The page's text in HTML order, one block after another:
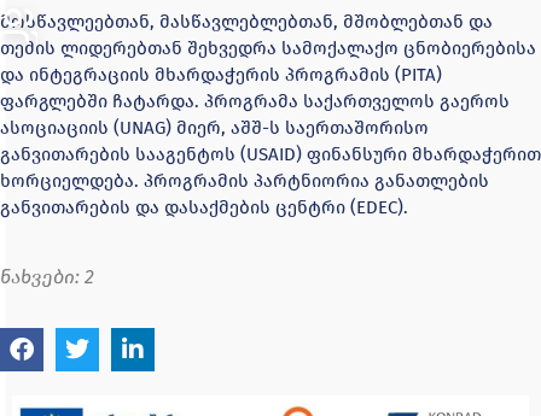
მოსწავლეებთან, მასწავლებლებთან, მშობლებთან და
თემის ლიდერებთან შეხვედრა სამოქალაქო ცნობიერებისა
და ინტეგრაციის მხარდაჭერის პროგრამის (PITA)
ფარგლებში ჩატარდა. პროგრამა საქართველოს გაეროს
ასოციაციის (UNAG) მიერ, აშშ-ს საერთაშორისო
განვითარების სააგენტოს (USAID) ფინანსური მხარდაჭერით
ხორციელდება. პროგრამის პარტნიორია განათლების
განვითარების და დასაქმების ცენტრი (EDEC).
ნახვები: 2